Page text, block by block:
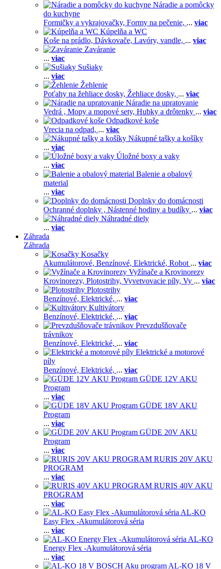
Náradie a pomôcky
do kuchyne
Formičky a vykrajovačky, Formy na pečenie, ... viac
Kúpelňa a WC
Koše na prádlo, Dávkovače, Lavóry, vandle, ... viac
Zaváranie
... viac
Sušiaky
... viac
Žehlenie
Poťahy na žehliace dosky, Žehliace dosky, ... viac
Náradie na upratovanie
Vedrá , Mopy a mopové sety, Hubky a drôtenky ... viac
Odpadkové koše
Vrecia na odpad, ... viac
Nákupné tašky a košíky
... viac
Úložné boxy a vaky
... viac
Balenie a obalový
material
... viac
Doplnky do domácnosti
Ochranné doplnky , Nástenné hodiny a budíky ... viac
Náhradné diely
... viac
Záhrada
Záhrada
Kosačky
Akumulátorové, Benzínové, Elektrické, Robot ... viac
Vyžínače a Krovinorezy
Krovinorezy, Plotostrihy, Vyvetvovacie píly, Vy ... viac
Plotostrihy
Benzínové, Elektrické, ... viac
Kultivátory
Benzínové, Elektrické, ... viac
Prevzdušňovače
trávnikov
Benzínové, Elektrické, ... viac
Elektrické a motorové
píly
Benzínové, Elektrické, ... viac
GÜDE 12V AKU
Program
... viac
GÜDE 18V AKU
Program
... viac
GÜDE 20V AKU
Program
... viac
RURIS 20V AKU
PROGRAM
... viac
RURIS 40V AKU
PROGRAM
... viac
AL-KO
Easy Flex -Akumulátorová séria
... viac
AL-KO
Energy Flex -Akumulátorová séria
... viac
AL-KO 18 V